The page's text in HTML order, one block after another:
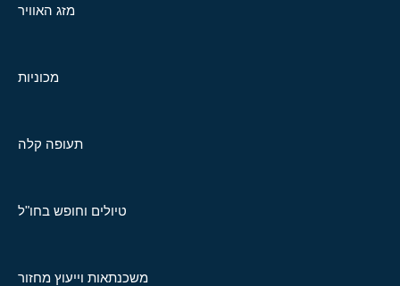
מזג האוויר
מכוניות
תעופה קלה
טיולים וחופש בחו"ל
משכנתאות וייעוץ מחזור